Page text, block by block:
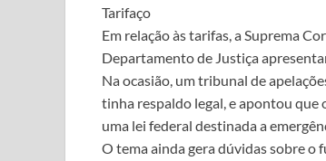
Tarifaço
Em relação às tarifas, a Suprema
Departamento de Justiça
Na ocasião, um tribunal de
tinha respaldo legal, e apontou que
uma lei federal destinada a
O tema ainda gera dúvidas sobre o